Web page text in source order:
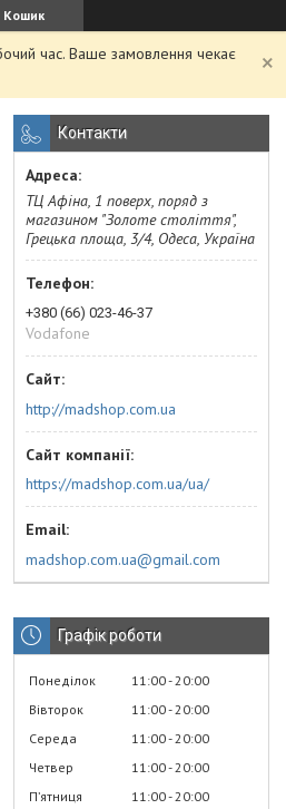
Кошик
час. Ваше замовлення чекає
Контакти
ТЦ Афіна, 1 поверх, поряд з
магазином "Золоте століття",
Грецька площа, 3/4, Одеса, Україна
+380 (66) 023-46-37
Vodafone
http://madshop.com.ua
https://madshop.com.ua/ua/
madshop.com.ua@gmail.com
Графік роботи
Понеділок 11:00 20:00
Вівторок
11:00 20:00
Середа
11:00 20:00
Четвер
11:00 20:00
Пʼятниця
11:00 20:00